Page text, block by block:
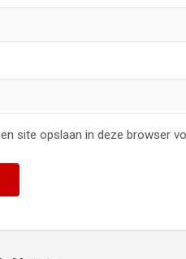
site opslaan in deze browser